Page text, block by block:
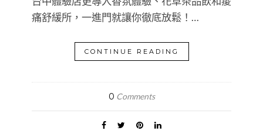
痛舒緩所，一進門就讓你徹底放鬆！…
CONTINUE READING
0 Comments